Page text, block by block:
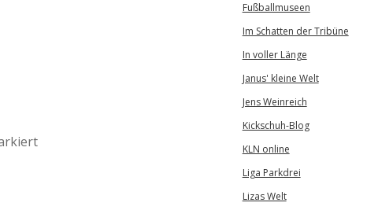
Fußballmuseen
Im Schatten der Tribüne
In voller Länge
Janus' kleine Welt
Jens Weinreich
Kickschuh-Blog
KLN online
Liga Parkdrei
Lizas Welt